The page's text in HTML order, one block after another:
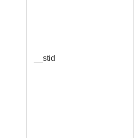
__stid